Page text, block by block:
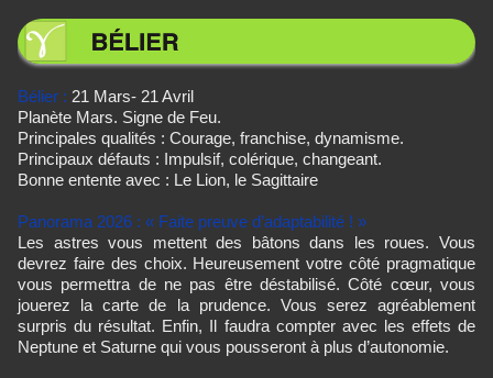
Bélier : 21 Mars- 21 Avril
Planète Mars. Signe de Feu.
Principales qualités : Courage, franchise, dynamisme.
Principaux défauts : Impulsif, colérique, changeant.
Bonne entente avec : Le Lion, le Sagittaire
Panorama 2026 : « Faite preuve d’adaptabilité ! »
Les astres vous mettent des bâtons dans les roues. Vous
devrez faire des choix. Heureusement votre côté pragmatique
vous permettra de ne pas être déstabilisé. Côté cœur, vous
jouerez la carte de la prudence. Vous serez agréablement
surpris du résultat. Enfin, Il faudra compter avec les effets de
Neptune et Saturne qui vous pousseront à plus d’autonomie.